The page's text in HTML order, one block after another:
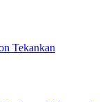
Tekankan